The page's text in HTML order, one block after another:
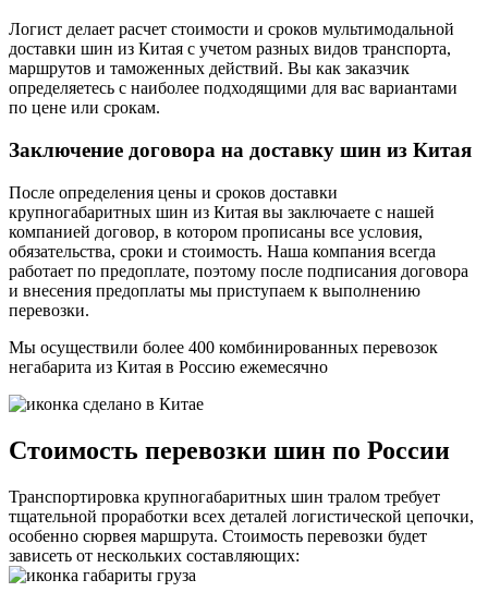
Логист делает расчет стоимости и сроков мультимодальной
доставки шин из Китая с учетом разных видов транспорта,
маршрутов и таможенных действий. Вы как заказчик
определяетесь с наиболее подходящими для вас вариантами
по цене или срокам.
Заключение договора на доставку шин из Китая
После определения цены и сроков доставки
крупногабаритных шин из Китая вы заключаете с нашей
компанией договор, в котором прописаны все условия,
обязательства, сроки и стоимость. Наша компания всегда
работает по предоплате, поэтому после подписания договора
и внесения предоплаты мы приступаем к выполнению
перевозки.
Мы осуществили более 400 комбинированных перевозок
негабарита из Китая в Россию ежемесячно
Стоимость перевозки шин по России
Транспортировка крупногабаритных шин тралом требует
тщательной проработки всех деталей логистической цепочки,
особенно сюрвея маршрута. Стоимость перевозки будет
зависеть от нескольких составляющих: